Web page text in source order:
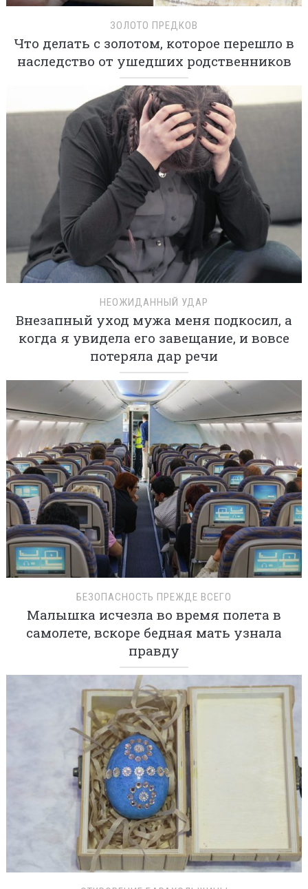
ЗОЛОТО ПРЕДКОВ
Что делать с золотом, которое перешло в
наследство от ушедших родственников
НЕОЖИДАННЫЙ УДАР
Внезапный уход мужа меня подкосил, а
когда я увидела его завещание, и вовсе
потеряла дар речи
БЕЗОПАСНОСТЬ ПРЕЖДЕ ВСЕГО
Малышка исчезла во время полета в
самолете, вскоре бедная мать узнала
правду